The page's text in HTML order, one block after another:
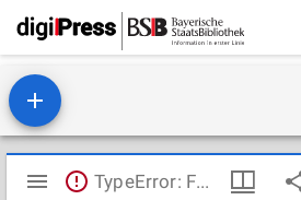
Mirador
TypeError: Failed to fetch